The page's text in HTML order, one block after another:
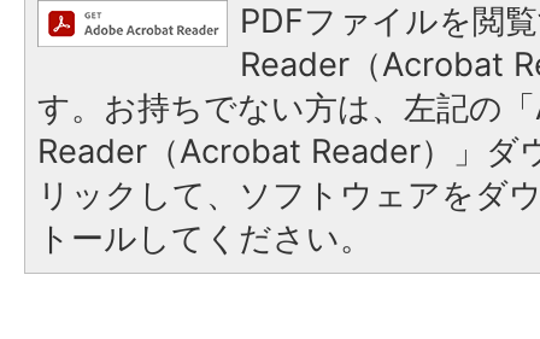
PDFファイルを閲
Reader（Acrobat
す。お持ちでない方は、左記の
Reader（Acrobat Reader）」ダ
リックして、ソフトウェアをダ
トールしてください。